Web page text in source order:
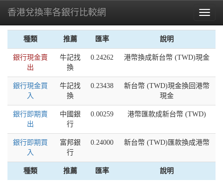
Toggle
香港兌換率各銀行比較網
種類 推薦 匯率 說明
銀行現金賣
出
牛記找
換
0.24262 港幣換成新台幣 (TWD)現金
銀行現金買
入
牛記找
換
0.23438
新台幣 (TWD)現金換回港幣
現金
銀行即期賣
出
中國銀
行
0.00259 港幣匯款成新台幣 (TWD)
銀行即期買
入
富邦銀
行
0.24000 新台幣 (TWD)匯款換成港幣
種類 推薦 匯率 說明